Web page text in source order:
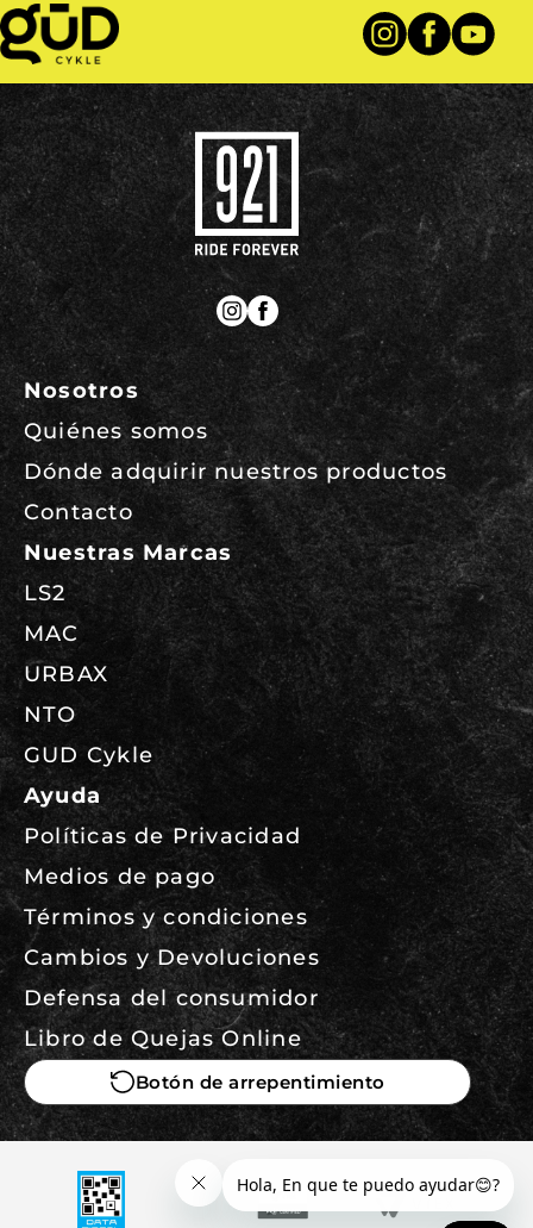
Nosotros
Quiénes somos
Dónde adquirir nuestros productos
Contacto
Nuestras Marcas
LS2
MAC
URBAX
NTO
GUD Cykle
Ayuda
Políticas de Privacidad
Medios de pago
Términos y condiciones
Cambios y Devoluciones
Defensa del consumidor
Libro de Quejas Online
Botón de arrepentimiento